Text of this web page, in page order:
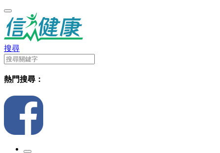
搜尋
熱門搜尋：